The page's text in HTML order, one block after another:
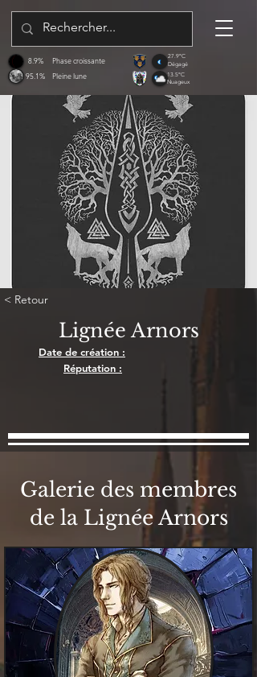
95.1%
8.9%
Pleine lune
Phase croissante
27.9°C
Dégagé
13.5°C
Nuageux
< Retour
Lignée Arnors
Date de création :
Réputation :
Galerie des membres
de la Lignée Arnors